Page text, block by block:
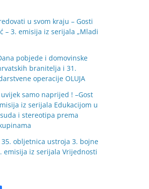
u svom kraju – Gosti
– 3. emisija iz serijala „Mladi
pobjede i domovinske
branitelja i 31.
operacije OLUJA
samo naprijed ! –Gost
iz serijala Edukacijom u
i stereotipa prema
obljetnica ustroja 3. bojne
emisija iz serijala Vrijednosti